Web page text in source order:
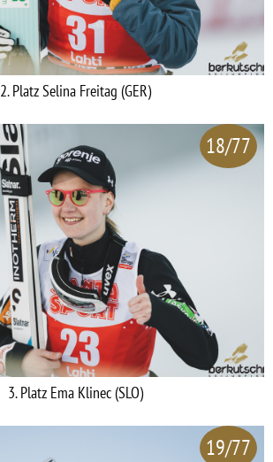
2. Platz Selina Freitag (GER)
18/77
3. Platz Ema Klinec (SLO)
19/77